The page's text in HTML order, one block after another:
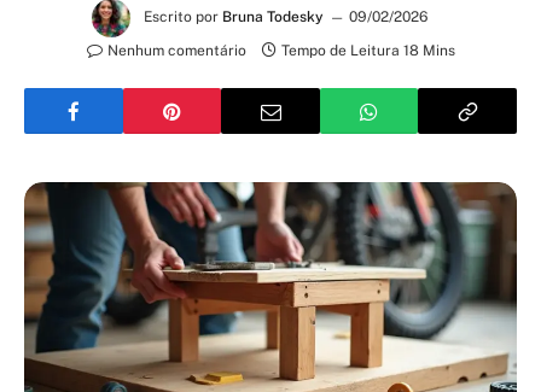
Escrito por Bruna Todesky
09/02/2026
Nenhum comentário
Tempo de Leitura 18 Mins